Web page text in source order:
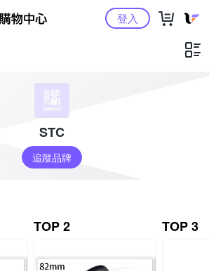
Yahoo購物中心登入
STC
追蹤品牌
TOP 2 TOP 3